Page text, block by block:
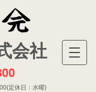
会社
定休日：水曜)